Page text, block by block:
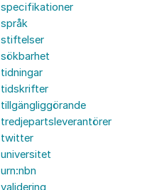
specifikationer
språk
stiftelser
sökbarhet
tidningar
tidskrifter
tillgängliggörande
tredjepartsleverantörer
twitter
universitet
urn:nbn
validering